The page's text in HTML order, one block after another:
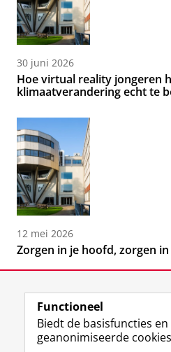
30 juni 2026
Hoe virtual reality jongeren
klimaatverandering echt te
12 mei 2026
Zorgen in je hoofd, zorgen
Functioneel
Biedt de basisfuncties
geanonimiseerde